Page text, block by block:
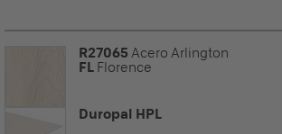
R27065 Acero Arlington
FL Florence
Duropal HPL